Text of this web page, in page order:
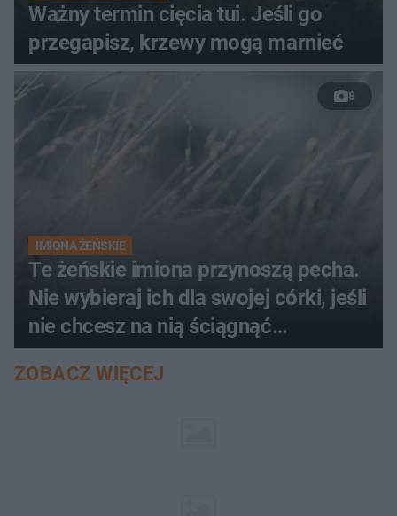
Ważny termin cięcia tui. Jeśli go
przegapisz, krzewy mogą marnieć
8
IMIONA ŻEŃSKIE
Te żeńskie imiona przynoszą pecha.
Nie wybieraj ich dla swojej córki, jeśli
nie chcesz na nią ściągnąć
nieszczęścia
ZOBACZ WIĘCEJ